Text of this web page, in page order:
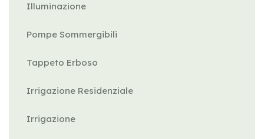
Illuminazione
Pompe Sommergibili
Tappeto Erboso
Irrigazione Residenziale
Irrigazione